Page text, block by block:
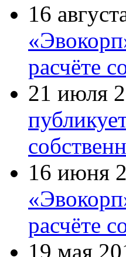
16
расчёте
21 июля
16 июня
расчёте
19 мая